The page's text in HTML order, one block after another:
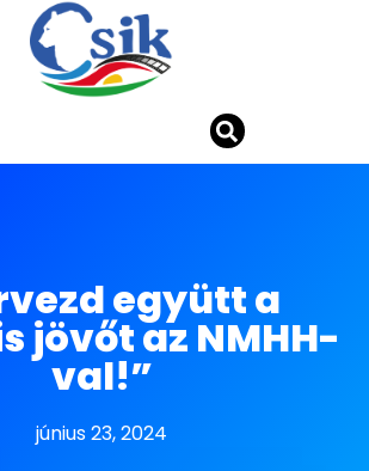
együtt a
jövőt az NMHH-
val!”
június 23, 2024